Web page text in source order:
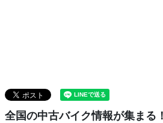
全国の中古バイク情報が集まる！